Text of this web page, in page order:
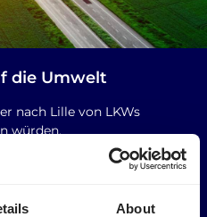
About
die Umwelt
nach Lille von LKWs
würden.